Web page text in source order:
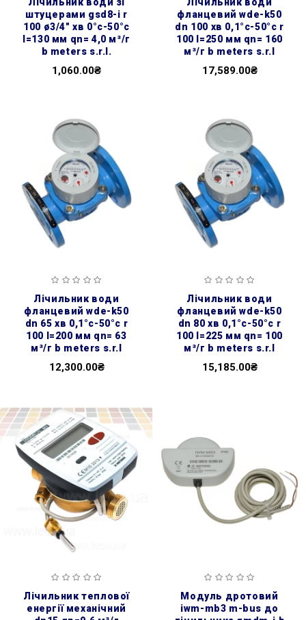
штуцерами gsd8-i r
100 ø3/4″ хв 0°с-50°с
l=130 мм qn= 4,0 м³/г
b meters s.r.l.
1,060.00₴
фланцевий wde-k50
dn 100 хв 0,1°с-50°с r
100 l=250 мм qn= 160
м³/г b meters s.r.l
17,589.00₴
лічильник води
фланцевий wde-k50
dn 65 хв 0,1°с-50°с r
100 l=200 мм qn= 63
м³/г b meters s.r.l
12,300.00₴
лічильник води
фланцевий wde-k50
dn 80 хв 0,1°с-50°с r
100 l=225 мм qn= 100
м³/г b meters s.r.l
15,185.00₴
лічильник теплової
енергії механічний
модуль дротовий
iwm-mb3 m-bus до